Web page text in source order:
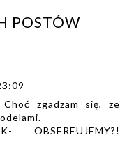
POSTÓW
zgadzam się, ze